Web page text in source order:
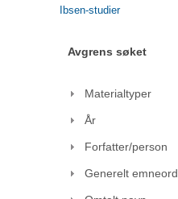
Ibsen-studier
Avgrens søket
Materialtyper
År
Forfatter/person
Generelt emneord